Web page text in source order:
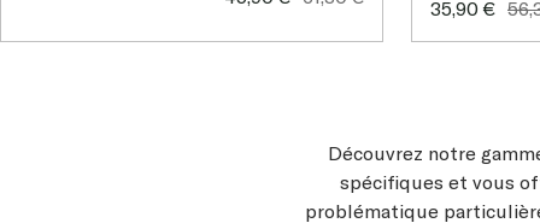
Prix
de
35,90 € Prix
Découvrez notre
spécifiques et vous
problématique